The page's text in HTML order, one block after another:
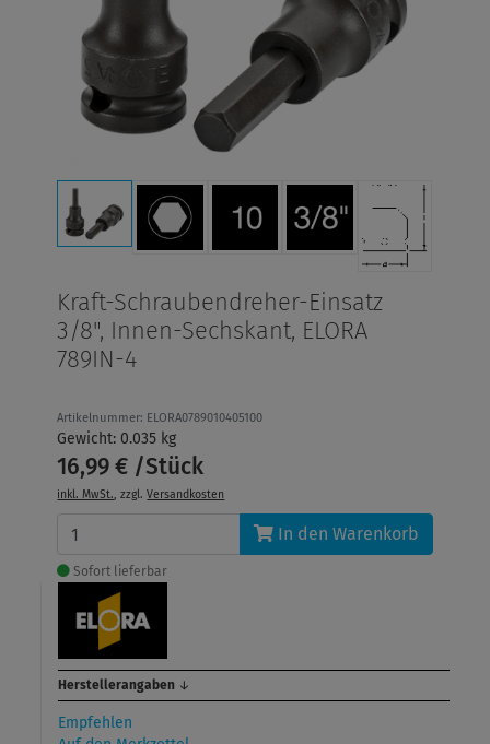
Kraft-Schraubendreher-Einsatz
3/8", Innen-Sechskant, ELORA
789IN-4
Artikelnummer: ELORA0789010405100
Gewicht: 0.035 kg
16,99 € /Stück
inkl. MwSt., zzgl.Versandkosten
In den Warenkorb
Sofort lieferbar
Herstellerangaben ↓
Empfehlen